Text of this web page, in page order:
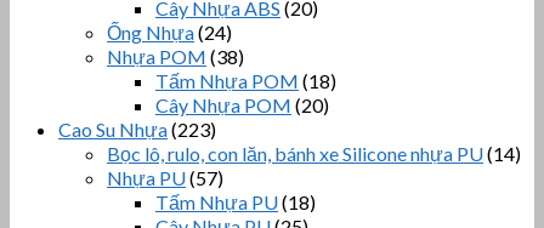
Cây Nhựa ABS (20)
Ống Nhựa(24)
Nhựa POM (38)
Tấm Nhựa POM (18)
Cây Nhựa POM (20)
Cao Su Nhựa(223)
Bọc lô, rulo, con lăn, bánh xe Silicone nhựa PU(14)
Nhựa PU(57)
Tấm Nhựa PU(18)